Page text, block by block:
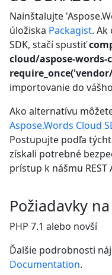
Nainštalujte
úložiska Packagist.
SDK, stačí spustiť
cloud/aspose-words-
importovanie do
Ako alternatívu
Aspose.Words Cloud
Postupujte podľa
získali potrebné
prístup k nášmu REST
Požiadavky
PHP 7.1 alebo novší
Ďalšie podrobnosti
Documentation.